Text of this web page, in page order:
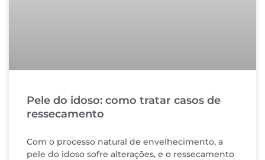
Pele do idoso: como tratar casos de
ressecamento
Com o processo natural de envelhecimento, a
pele do idoso sofre alterações, e o ressecamento